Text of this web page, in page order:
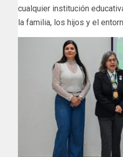
cualquier institución
la familia, los hijos y el